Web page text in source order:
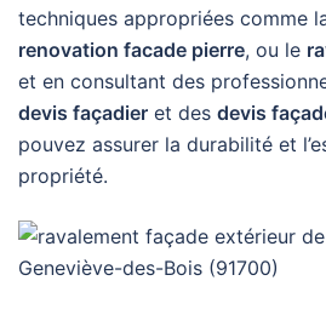
techniques appropriées comme
renovation facade pierre, ou le
et en consultant des
devis façadier et des devis
pouvez assurer la durabilité et
propriété.